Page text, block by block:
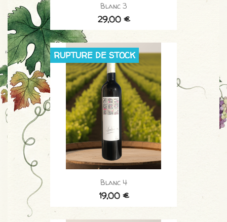
Blanc 3
29,00 €
Blanc 4
19,00 €
RUPTURE DE STOCK